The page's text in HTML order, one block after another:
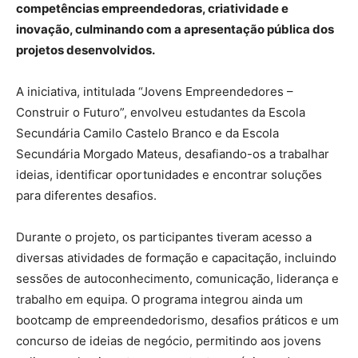
competências empreendedoras, criatividade e
inovação, culminando com a apresentação pública dos
projetos desenvolvidos.
A iniciativa, intitulada “Jovens Empreendedores –
Construir o Futuro”, envolveu estudantes da Escola
Secundária Camilo Castelo Branco e da Escola
Secundária Morgado Mateus, desafiando-os a trabalhar
ideias, identificar oportunidades e encontrar soluções
para diferentes desafios.
Durante o projeto, os participantes tiveram acesso a
diversas atividades de formação e capacitação, incluindo
sessões de autoconhecimento, comunicação, liderança e
trabalho em equipa. O programa integrou ainda um
bootcamp de empreendedorismo, desafios práticos e um
concurso de ideias de negócio, permitindo aos jovens